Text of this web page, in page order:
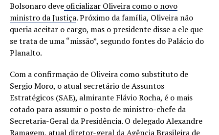
Bolsonaro deve oficializar Oliveira como o novo
ministro da Justiça. Próximo da família, Oliveira não
queria aceitar o cargo, mas o presidente disse a ele que
se trata de uma “missão”, segundo fontes do Palácio do
Planalto.
Com a confirmação de Oliveira como substituto de
Sergio Moro, o atual secretário de Assuntos
Estratégicos (SAE), almirante Flávio Rocha, é o mais
cotado para assumir o posto de ministro-chefe da
Secretaria-Geral da Presidência. O delegado Alexandre
Ramagem, atual diretor-geral da Agência Brasileira de